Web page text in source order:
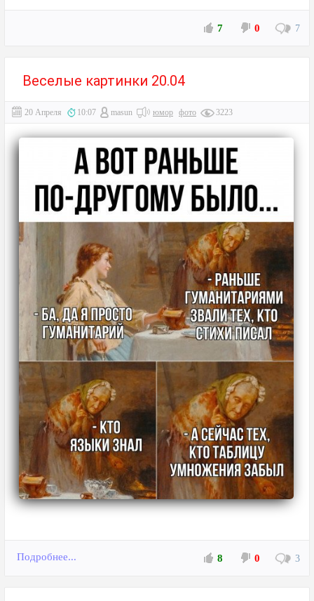
7 0 7
Веселые картинки 20.04
20 Апреля 10:07 masun юмор фото 3223
Подробнее... 8 0 3